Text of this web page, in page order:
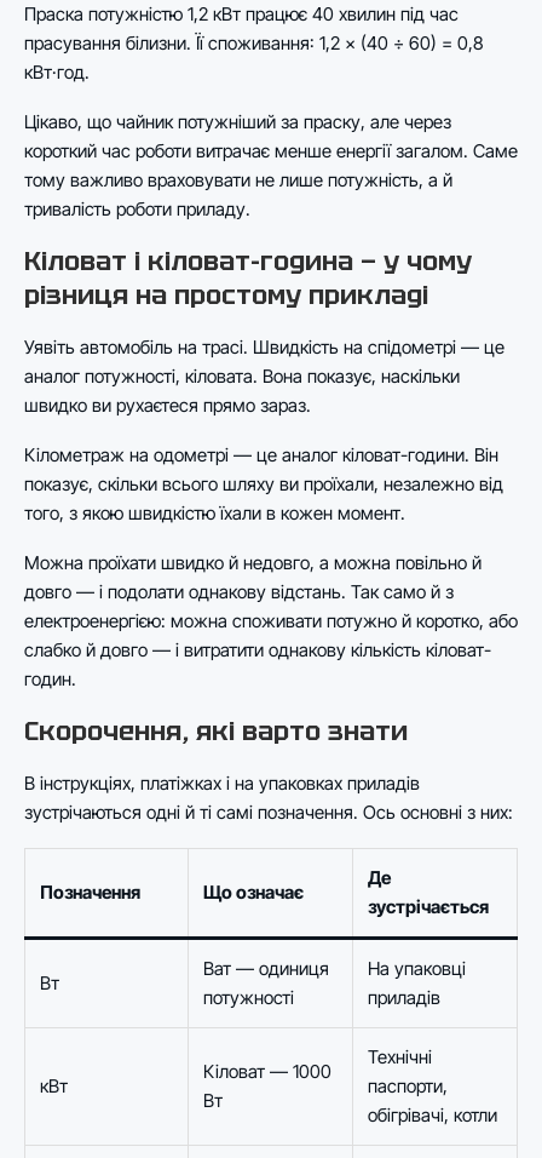
Праска потужністю 1,2 кВт працює 40 хвилин під час
прасування білизни. Її споживання: 1,2 × (40 ÷ 60) = 0,8
кВт·год.
Цікаво, що чайник потужніший за праску, але через
короткий час роботи витрачає менше енергії загалом. Саме
тому важливо враховувати не лише потужність, а й
тривалість роботи приладу.
Кіловат і кіловат-година — у чому
різниця на простому прикладі
Уявіть автомобіль на трасі. Швидкість на спідометрі — це
аналог потужності, кіловата. Вона показує, наскільки
швидко ви рухаєтеся прямо зараз.
Кілометраж на одометрі — це аналог кіловат-години. Він
показує, скільки всього шляху ви проїхали, незалежно від
того, з якою швидкістю їхали в кожен момент.
Можна проїхати швидко й недовго, а можна повільно й
довго — і подолати однакову відстань. Так само й з
електроенергією: можна споживати потужно й коротко, або
слабко й довго — і витратити однакову кількість кіловат-
годин.
Скорочення, які варто знати
В інструкціях, платіжках і на упаковках приладів
зустрічаються одні й ті самі позначення. Ось основні з них:
Позначення Що означає
Де
зустрічається
Вт
Ват — одиниця
потужності
На упаковці
приладів
кВт
Кіловат — 1000
Вт
Технічні
паспорти,
обігрівачі, котли